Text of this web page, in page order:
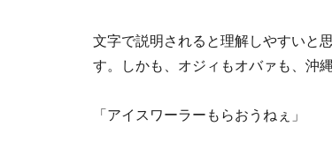
文字で説明されると理解しやすいと
す。しかも、オジィもオバァも、沖
「アイスワーラーもらおうねぇ」